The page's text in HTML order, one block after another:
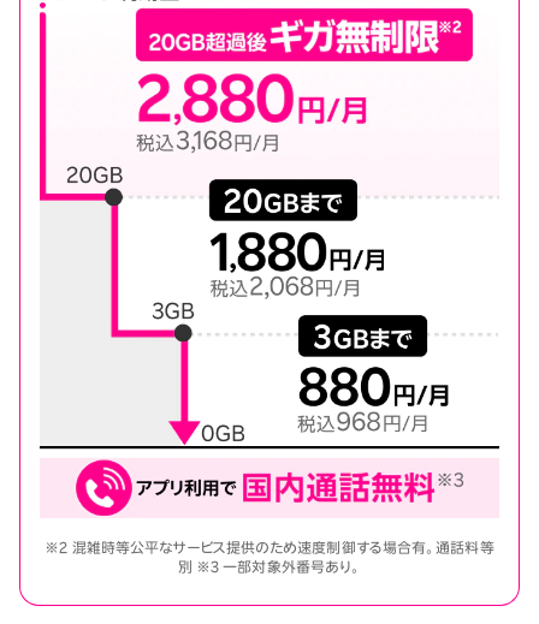
※2 混雑時等公平なサービス提供のため速度制御する場合有。通話料等
別 ※3 一部対象外番号あり。